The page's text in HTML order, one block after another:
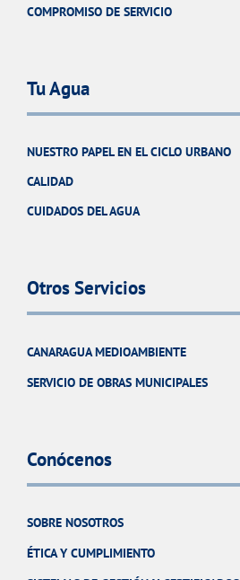
COMPROMISO DE SERVICIO
Tu Agua
NUESTRO PAPEL EN EL CICLO URBANO
CALIDAD
CUIDADOS DEL AGUA
Otros Servicios
CANARAGUA MEDIOAMBIENTE
SERVICIO DE OBRAS MUNICIPALES
Conócenos
SOBRE NOSOTROS
ÉTICA Y CUMPLIMIENTO